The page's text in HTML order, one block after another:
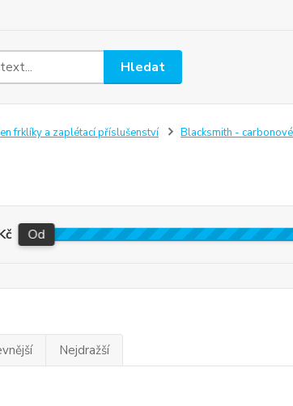
Hledat
frklíky a zaplétací příslušenství Blacksmith -
Od
Nejdražší